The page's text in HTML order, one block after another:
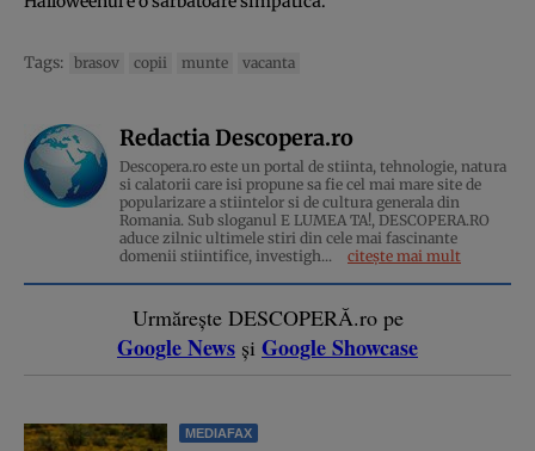
Tags: brasov copii munte vacanta
Redactia Descopera.ro
Descopera.ro este un portal de stiinta, tehnologie, natura
si calatorii care isi propune sa fie cel mai mare site de
popularizare a stiintelor si de cultura generala din
Romania. Sub sloganul E LUMEA TA!, DESCOPERA.RO
aduce zilnic ultimele stiri din cele mai fascinante
domenii stiintifice, investigh...
citește mai mult
Urmărește DESCOPERĂ.ro pe
Google News și Google Showcase
MEDIAFAX